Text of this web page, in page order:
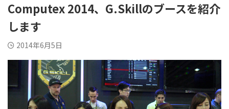
Computex 2014、G.Skillのブースを紹介
します
2014年6月5日